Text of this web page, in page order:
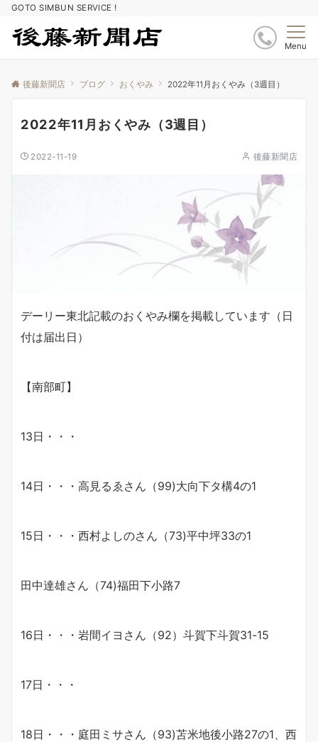
GOTO SIMBUN SERVICE !
Menu
後藤新聞店 ブログ おくやみ 2022年11月おくやみ（3週目）
2022年11月おくやみ（3週目）
2022-11-19 後藤新聞店
デーリー東北記載のおくやみ欄を掲載しています（日
付は届出日）
【南部町】
13日・・・
14日・・・高見るゑさん（99)大向下タ構4の1
15日・・・西村よしのさん（73)平中坪33の1
田中達雄さん（74)福田下小路7
16日・・・岩間イヨさん（92）斗賀下斗賀31-15
17日・・・
18日・・・庭田ミサさん（93)苫米地後小路27の1、西